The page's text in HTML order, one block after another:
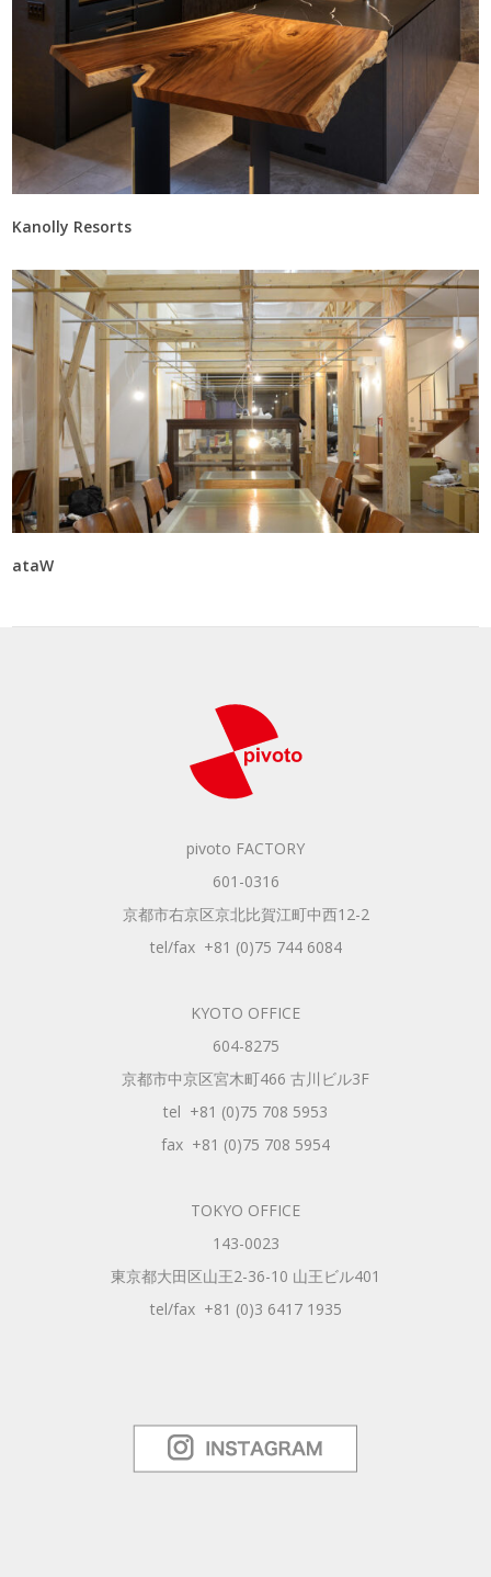
Kanolly Resorts
ataW
pivoto FACTORY
601-0316
京都市右京区京北比賀江町中西12-2
tel/fax +81 (0)75 744 6084
KYOTO OFFICE
604-8275
京都市中京区宮木町466 古川ビル3F
tel +81 (0)75 708 5953
fax +81 (0)75 708 5954
TOKYO OFFICE
143-0023
東京都大田区山王2-36-10 山王ビル401
tel/fax +81 (0)3 6417 1935